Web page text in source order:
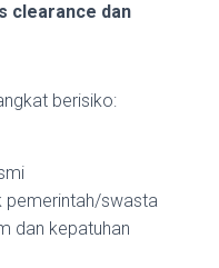
clearance dan
berisiko:
pemerintah/swasta
dan kepatuhan